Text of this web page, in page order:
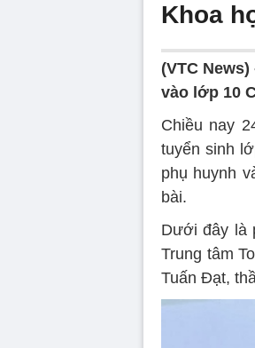
Khoa
(VTC News)
vào lớp 10
Chiều nay
tuyển sinh
phụ huynh
bài.
Dưới đây là
Trung tâm
Tuấn Đạt,